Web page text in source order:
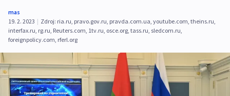
mas
19. 2. 2023 | Zdroj: ria.ru, pravo.gov.ru, pravda.com.ua, youtube.com, theins.ru,
interfax.ru, rg.ru, Reuters.com, 1tv.ru, osce.org, tass.ru, sledcom.ru,
foreignpolicy.com, rferl.org